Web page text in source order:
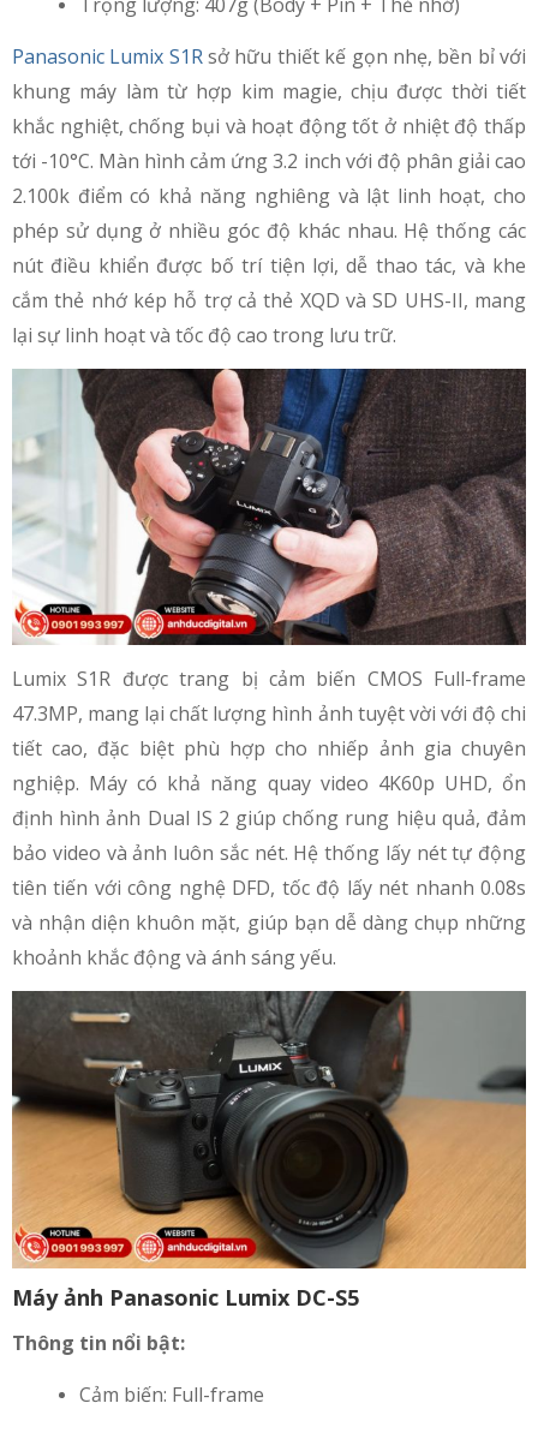
Panasonic Lumix S1Rsở hữu thiết kế gọn nhẹ, bền bỉ với
khung máy làm từ hợp kim magie, chịu được thời tiết
khắc nghiệt, chống bụi và hoạt động tốt ở nhiệt độ thấp
tới -10°C. Màn hình cảm ứng 3.2 inch với độ phân giải cao
2.100k điểm có khả năng nghiêng và lật linh hoạt, cho
phép sử dụng ở nhiều góc độ khác nhau. Hệ thống các
nút điều khiển được bố trí tiện lợi, dễ thao tác, và khe
cắm thẻ nhớ kép hỗ trợ cả thẻ XQD và SD UHS-II, mang
lại sự linh hoạt và tốc độ cao trong lưu trữ.
Lumix S1R được trang bị cảm biến CMOS Full-frame
47.3MP, mang lại chất lượng hình ảnh tuyệt vời với độ chi
tiết cao, đặc biệt phù hợp cho nhiếp ảnh gia chuyên
nghiệp. Máy có khả năng quay video 4K60p UHD, ổn
định hình ảnh Dual IS 2 giúp chống rung hiệu quả, đảm
bảo video và ảnh luôn sắc nét. Hệ thống lấy nét tự động
tiên tiến với công nghệ DFD, tốc độ lấy nét nhanh 0.08s
và nhận diện khuôn mặt, giúp bạn dễ dàng chụp những
khoảnh khắc động và ánh sáng yếu.
Máy ảnh Panasonic Lumix DC-S5
Thông tin nổi bật:
Cảm biến: Full-frame